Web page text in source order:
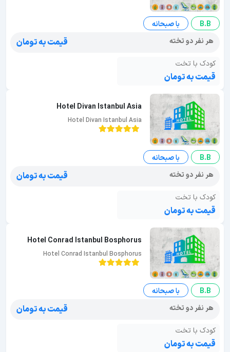
B.B
با صبحانه
هر نفر دو تخته
قیمت به تومان
کودک با تخت
قیمت به تومان
Hotel Divan Istanbul Asia
Hotel Divan Istanbul Asia
B.B
با صبحانه
هر نفر دو تخته
قیمت به تومان
کودک با تخت
قیمت به تومان
Hotel Conrad Istanbul Bosphorus
Hotel Conrad Istanbul Bosphorus
B.B
با صبحانه
هر نفر دو تخته
قیمت به تومان
کودک با تخت
قیمت به تومان